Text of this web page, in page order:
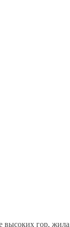
высоких гор, жила